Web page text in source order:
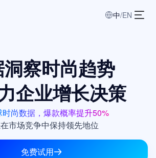
中/EN
察时尚趋势
企业增长决策
控全球时尚数据，爆款 |
市场竞争中保持领先地位
免费试用